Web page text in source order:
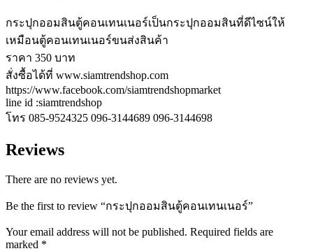
กระปุกออมสินตู้คอนเทนเนอร์เป็นกระปุกออมสินที่ดีไซน์ให้
เหมือนตู้คอนเทนเนอร์ขนส่งสินค้า
ราคา 350 บาท
สั่งซื้อได้ที่ www.siamtrendshop.com
https://www.facebook.com/siamtrendshopmarket
line id :siamtrendshop
โทร 085-9524325 096-3144689 096-3144698
Reviews
There are no reviews yet.
Be the first to review “กระปุกออมสินตู้คอนเทนเนอร์”
Your email address will not be published. Required fields are
marked *